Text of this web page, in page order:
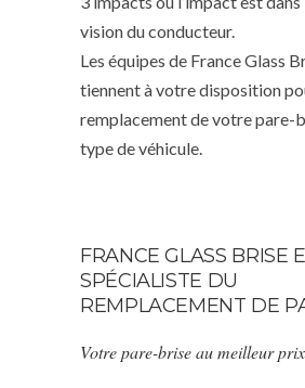
vision du conducteur.
Les équipes de France Glass
tiennent à votre disposition
remplacement de votre pare-
type de véhicule.
FRANCE GLASS BRISE
SPÉCIALISTE DU
REMPLACEMENT DE
Votre pare-brise au meilleur prix